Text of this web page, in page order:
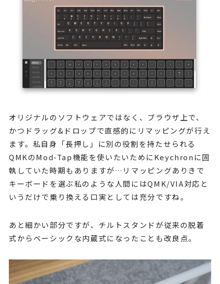
オリジナルのソフトウェアではなく、ブラウザ上で、
かつドラッグ&ドロップで直感的にリマッピングが行え
ます。私自身「長押し」に別の役割を持たせられる
QMKのMod-Tap機能を使いたいためにKeychronに固
執していた時期もありますが…リマッピングありきで
キーボードを選ぶ私のような人間にはQMK/VIA対応と
いうだけで乗り換える口実としては充分ですね。
あと細かい部分ですが、チルトスタンドが従来の脱着
式からベーシックな内蔵式になったことも改良点。